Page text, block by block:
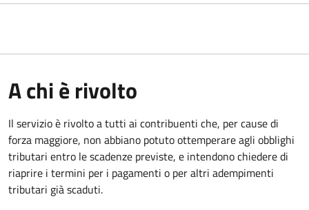
A chi è rivolto
Il servizio è rivolto a tutti ai contribuenti che, per cause di
forza maggiore, non abbiano potuto ottemperare agli obblighi
tributari entro le scadenze previste, e intendono chiedere di
riaprire i termini per i pagamenti o per altri adempimenti
tributari già scaduti.